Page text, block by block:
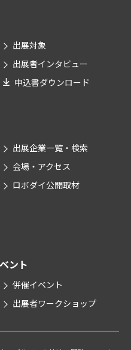
出展対象
出展者インタビュー
申込書ダウンロード
出展企業一覧・検索
会場・アクセス
ロボダイ公開取材
ント
併催イベント
出展者ワークショップ